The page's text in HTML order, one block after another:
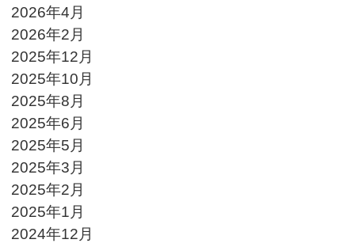
2026年4月
2026年2月
2025年12月
2025年10月
2025年8月
2025年6月
2025年5月
2025年3月
2025年2月
2025年1月
2024年12月